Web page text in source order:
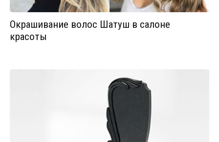
Окрашивание волос Шатуш в салоне
красоты